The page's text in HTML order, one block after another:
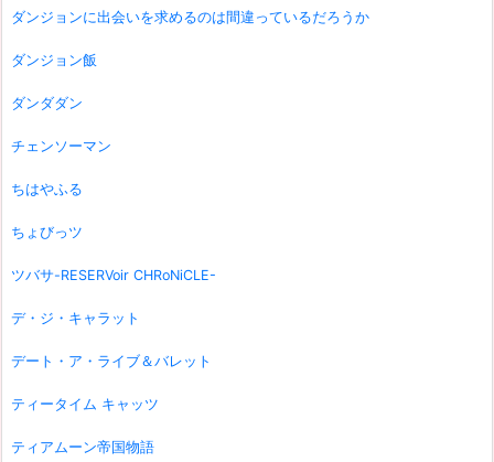
ダンジョンに出会いを求めるのは間違っているだろうか
ダンジョン飯
ダンダダン
チェンソーマン
ちはやふる
ちょびっツ
ツバサ-RESERVoir CHRoNiCLE-
デ・ジ・キャラット
デート・ア・ライブ＆バレット
ティータイム キャッツ
ティアムーン帝国物語